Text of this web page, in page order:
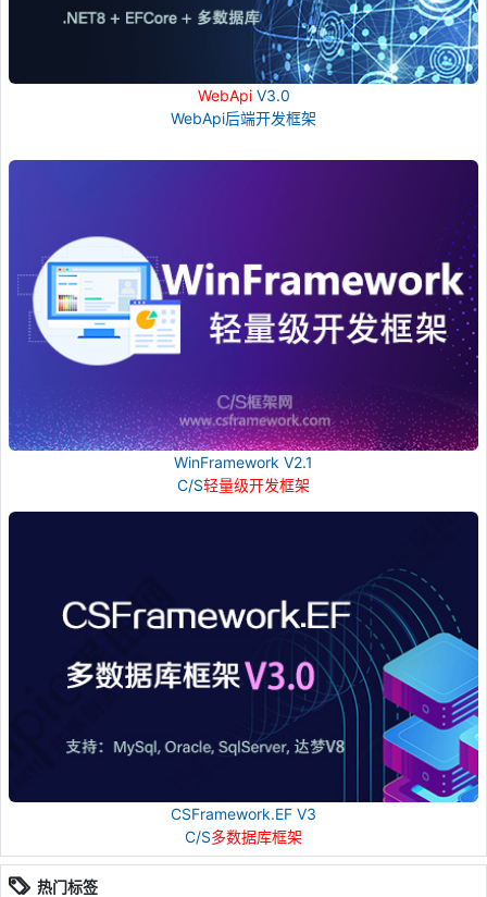
WebApiV3.0
WebApi后端开发框架
WinFramework V2.1
C/S轻量级开发框架
CSFramework.EF V3
C/S多数据库框架
热门标签